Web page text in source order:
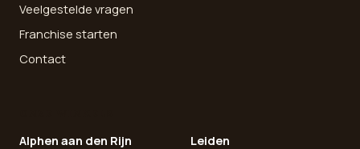
Veelgestelde vragen
Franchise starten
Contact
Alphen aan den Rijn Leiden